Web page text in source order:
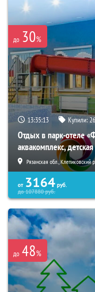
до 30%
13:35:12 Купили:26
Отдых в парк-отеле
аквакомплекс,
Рязанская обл., Клепиковский
от 3164 руб.
до107880руб.
до 48%